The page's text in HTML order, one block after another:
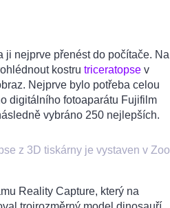
ji nejprve přenést do počítače. Na
kostru triceratopse v
Nejprve bylo potřeba celou
digitálního fotoaparátu Fujifilm
vybráno 250 nejlepších.
z 3D tiskárny je vystaven v Zoo
Reality Capture, který na